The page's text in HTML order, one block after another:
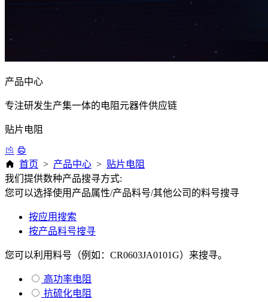
产品中心
专注研发生产集一体的电阻元器件供应链
贴片电阻
首页 > 产品中心 > 贴片电阻
我们提供数种产品搜寻方式:
您可以选择使用产品属性/产品料号/其他公司的料号搜寻
按应用搜索
按产品料号搜寻
您可以利用料号（例如：CR0603JA0101G）来搜寻。
高功率电阻
抗硫化电阻